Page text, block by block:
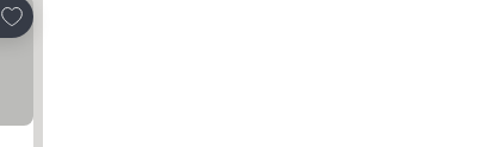
Lägg till i Mina Favoriter